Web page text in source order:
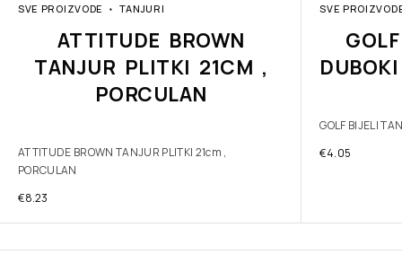
SVE PROIZVODE TANJURI
ATTITUDE BROWN
TANJUR PLITKI 21CM ,
PORCULAN
ATTITUDE BROWN TANJUR PLITKI 21cm ,
PORCULAN
€8.23
SVE
GOLF BIJELI
€4.05